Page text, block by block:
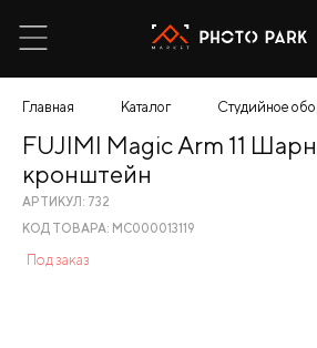
Главная Каталог Студийное
FUJIMI Magic Arm 11
кронштейн
АРТИКУЛ: 732
КОД ТОВАРА: МС000013119
Под заказ